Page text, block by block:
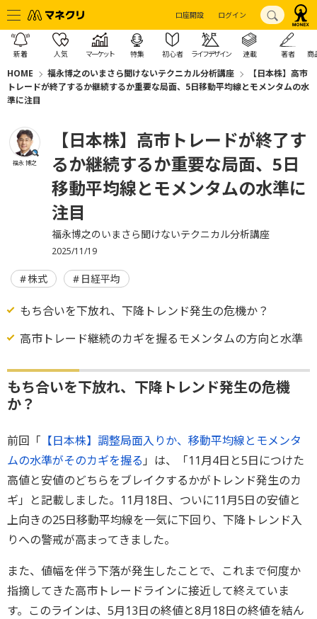
口座開設 ログイン
新着 人気 マーケット 特集 初心者 ライフデザイン 連載 著者 商
HOME 福永博之のいまさら聞けないテクニカル分析講座
【日本株】高市
トレードが終了するか継続するか重要な局面、5日移動平均線とモメンタムの水
準に注目
福永 博之
【日本株】高市トレードが終了す
るか継続するか重要な局面、5日
移動平均線とモメンタムの水準に
注目
福永博之のいまさら聞けないテクニカル分析講座
2025/11/19
株式 日経平均
もち合いを下放れ、下降トレンド発生の危機か？
高市トレード継続のカギを握るモメンタムの方向と水準
もち合いを下放れ、下降トレンド発生の危機
か？
前回「 【日本株】調整局面入りか、移動平均線とモメンタ
ムの水準がそのカギを握る 」は、「11月4日と5日につけた
高値と安値のどちらをブレイクするかがトレンド発生のカ
ギ」と記載しました。11月18日、ついに11月5日の安値と
上向きの25日移動平均線を一気に下回り、下降トレンド入
りへの警戒が高まってきました。
また、値幅を伴う下落が発生したことで、これまで何度か
指摘してきた高市トレードラインに接近して終えていま
す。このラインは、5月13日の終値と8月18日の終値を結ん